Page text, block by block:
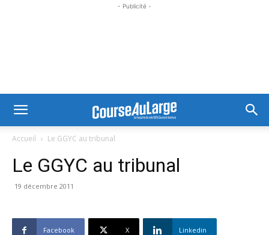
- Publicité -
Accueil Le GGYC au tribunal
Le GGYC au tribunal
19 décembre 2011
Facebook X Linkedin